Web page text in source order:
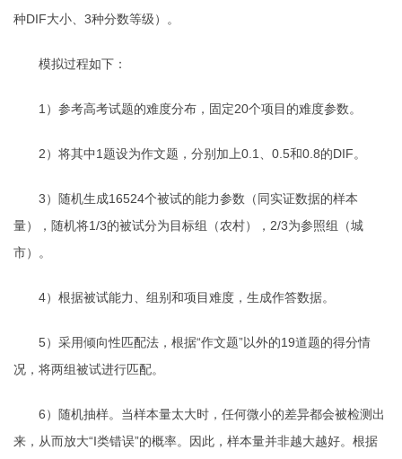
种DIF大小、 3种分数等级）。
模拟过程如下：
1 ）参考高考试题的难度分布，固定20个项目的难度参数。
2）将其中1题设为作文题，分别加上0.1 0.5和0.8的DIF。
3）随机生成16524个被试的能力参数（同实证数据的样本
量），随机将1/3的被试分为目标组（农村）， 2/3为参照组（城
市）。
4）根据被试能力、组别和项目难度，生成作答数据。
5）采用倾向性匹配法，根据“作文题”以外的19道题的得分情
况，将两组被试进行匹配。
6）随机抽样。当样本量太大时，任何微小的差异都会被检测出
来，从而放大“I类错误”的概率。因此，样本量并非越大越好。根据